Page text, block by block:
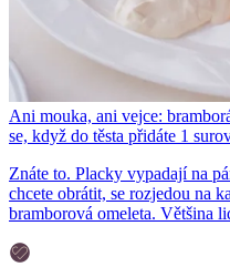
Ani mouka, ani vejce:
se, když do těsta přidáte 1
Znáte to. Placky vypadají na
chcete obrátit, se rozjedou na
bramborová omeleta. Většina